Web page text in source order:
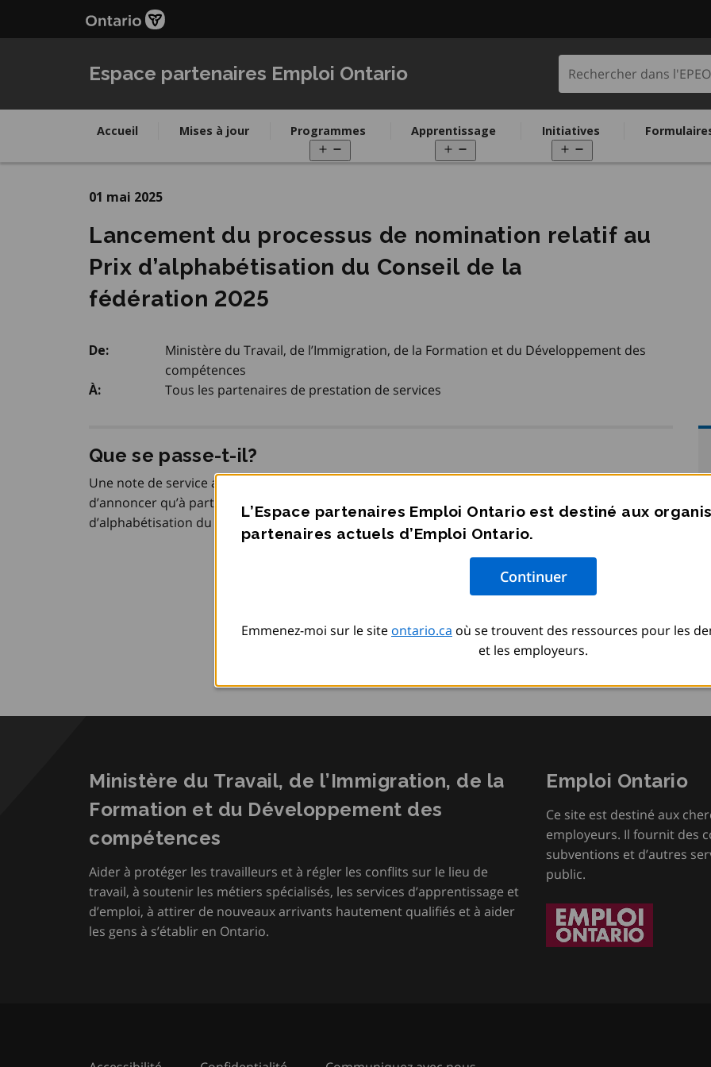
L’Espace partenaires Emploi Ontario est destiné aux
partenaires actuels d’Emploi Ontario.
Emmenez-moi sur le site ontario.ca où se trouvent des ressources pour les
et les employeurs.
Espace partenaires Emploi Ontario Rechercher dans
Accueil Mises à jour Programmes
menu
Apprentissage
menu
Initiatives
menu
01 mai 2025
Lancement du processus de nomination relatif au
Prix d’alphabétisation du Conseil de la
fédération 2025
De:
Ministère du Travail, de l’Immigration, de la Formation et du Développement des
compétences
À: Tous les partenaires de prestation de services
Que se passe-t-il?
Une note de service au réseau du Programme d’alphabétisation et de formation de base (AFB)
d’annoncer qu’à partir du 1 mai 2025
, l’Ontario acceptera les candidatures pour le Prix annuel
d’alphabétisation du Conseil de la fédération est affichée dans la section Informations connexes.
Ministère du Travail, de l’Immigration, de la
Formation et du Développement des
compétences
Aider à protéger les travailleurs et à régler les conflits sur le lieu de
travail, à soutenir les métiers spécialisés, les services d’apprentissage et
d’emploi, à attirer de nouveaux arrivants hautement qualifiés et à aider
les gens à s’établir en Ontario.
Emploi Ontario
Ce site est destiné aux
employeurs. Il fournit des
subventions et d’autres
public.